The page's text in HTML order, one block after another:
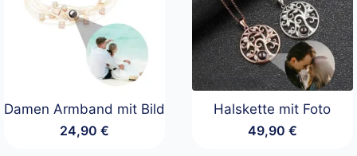
Damen Armband mit Bild
24,90€
Halskette mit Foto
49,90 €